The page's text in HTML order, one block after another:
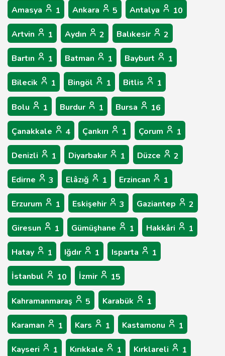
Amasya 1 Ankara 5 Antalya 10
Artvin 1 Aydın 2 Balıkesir 2
Bartın 1 Batman 1 Bayburt 1
Bilecik 1 Bingöl 1 Bitlis 1
Bolu 1 Burdur 1 Bursa 16
Çanakkale 4 Çankırı 1 Çorum 1
Denizli 1 Diyarbakır 1 Düzce 2
Edirne 3 Elâzığ 1 Erzincan 1
Erzurum 1 Eskişehir 3 Gaziantep 2
Giresun 1 Gümüşhane 1 Hakkâri 1
Hatay 1 Iğdır 1 Isparta 1
İstanbul 10 İzmir 15
Kahramanmaraş 5 Karabük 1
Karaman 1 Kars 1 Kastamonu 1
Kayseri 1 Kırıkkale 1 Kırklareli 1